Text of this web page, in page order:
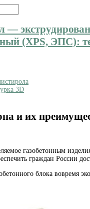
(XPS, ЭПС):
3D
и их
газобетонным
граждан России
блока вовремя